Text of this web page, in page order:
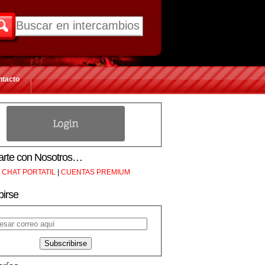
con Nosotros…
CHAT PORTATIL | CUENTAS PREMIUM